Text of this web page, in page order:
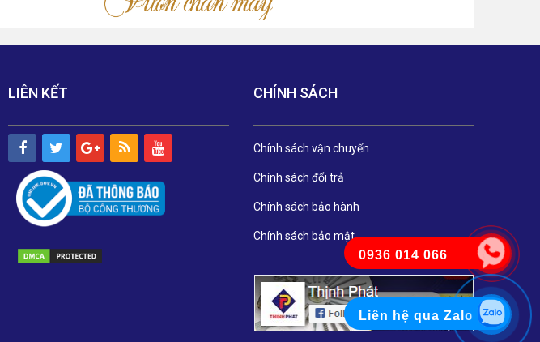
LIÊN KẾT CHÍNH SÁCH
Chính sách vận chuyển
Chính sách đổi trả
Chính sách bảo hành
Chính sách bảo mật
0936 014 066
Liên hệ qua Zalo